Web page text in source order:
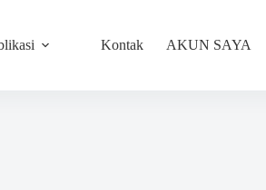
Kontak AKUN SAYA